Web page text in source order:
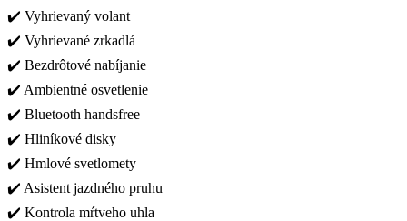
✔️ Vyhrievaný volant
✔️ Vyhrievané zrkadlá
✔️ Bezdrôtové nabíjanie
✔️ Ambientné osvetlenie
✔️ Bluetooth handsfree
✔️ Hliníkové disky
✔️ Hmlové svetlomety
✔️ Asistent jazdného pruhu
✔️ Kontrola mŕtveho uhla